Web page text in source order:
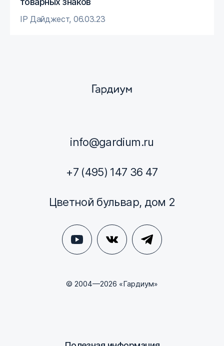
IP Дайджест, 06.03.23
info@gardium.ru
+7 (495) 147 36 47
Цветной бульвар, дом 2
© 2004—2026 «Гардиум»